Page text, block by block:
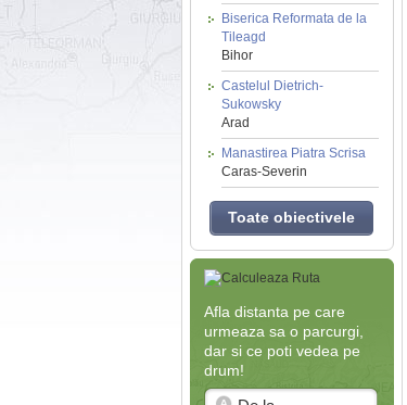
Biserica Reformata de la
Tileagd
Bihor
Castelul Dietrich-
Sukowsky
Arad
Manastirea Piatra Scrisa
Caras-Severin
Toate obiectivele
Afla distanta pe care
urmeaza sa o parcurgi,
dar si ce poti vedea pe
drum!